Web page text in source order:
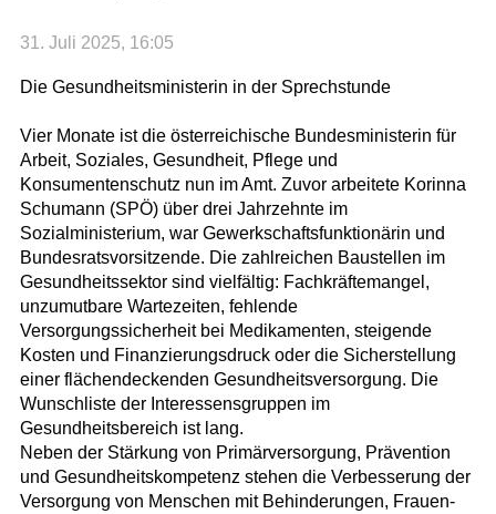
31. Juli 2025, 16:05
Die Gesundheitsministerin in der Sprechstunde
Vier Monate ist die österreichische Bundesministerin für
Arbeit, Soziales, Gesundheit, Pflege und
Konsumentenschutz nun im Amt. Zuvor arbeitete Korinna
Schumann (SPÖ) über drei Jahrzehnte im
Sozialministerium, war Gewerkschaftsfunktionärin und
Bundesratsvorsitzende. Die zahlreichen Baustellen im
Gesundheitssektor sind vielfältig: Fachkräftemangel,
unzumutbare Wartezeiten, fehlende
Versorgungssicherheit bei Medikamenten, steigende
Kosten und Finanzierungsdruck oder die Sicherstellung
einer flächendeckenden Gesundheitsversorgung. Die
Wunschliste der Interessensgruppen im
Gesundheitsbereich ist lang.
Neben der Stärkung von Primärversorgung, Prävention
und Gesundheitskompetenz stehen die Verbesserung der
Versorgung von Menschen mit Behinderungen, Frauen-